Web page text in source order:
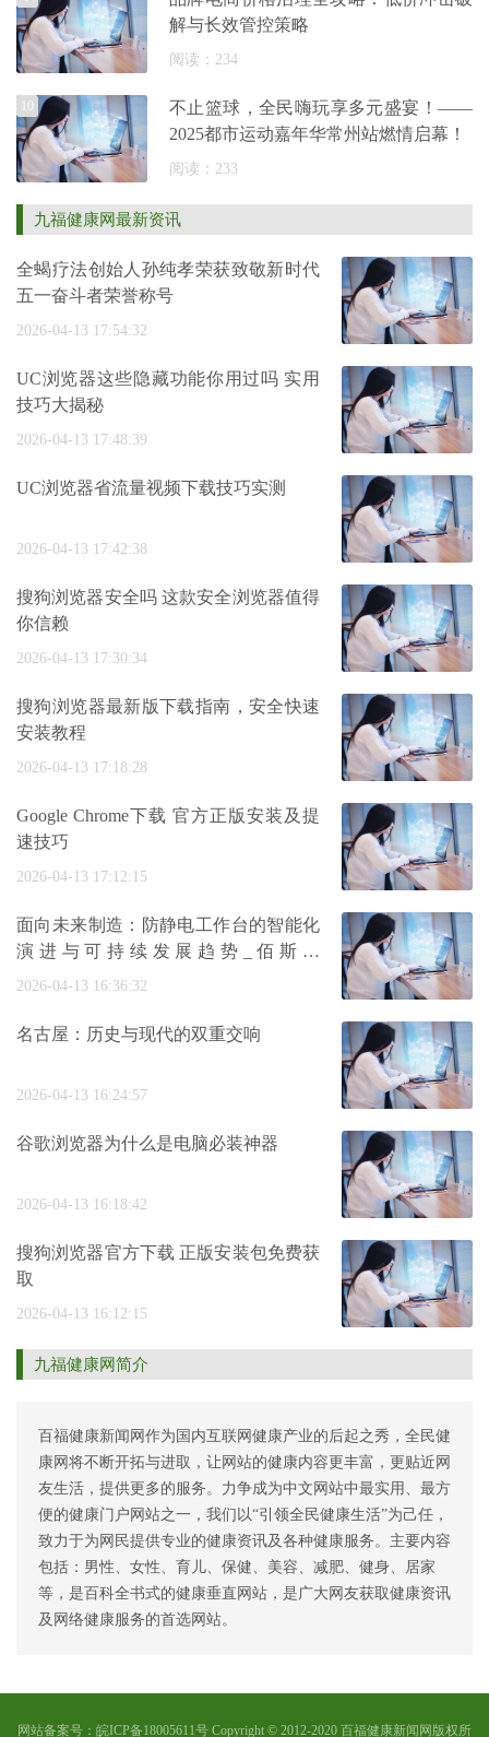
解与长效管控策略
阅读：234
不止篮球，全民嗨玩享多元盛宴！——
2025都市运动嘉年华常州站燃情启幕！
阅读：233
九福健康网最新资讯
全蝎疗法创始人孙纯孝荣获致敬新时代
五一奋斗者荣誉称号
2026-04-13 17:54:32
UC浏览器这些隐藏功能你用过吗 实用
技巧大揭秘
2026-04-13 17:48:39
UC浏览器省流量视频下载技巧实测
2026-04-13 17:42:38
搜狗浏览器安全吗 这款安全浏览器值得
你信赖
2026-04-13 17:30:34
搜狗浏览器最新版下载指南，安全快速
安装教程
2026-04-13 17:18:28
Google Chrome下载 官方正版安装及提
速技巧
2026-04-13 17:12:15
面向未来制造：防静电工作台的智能化
演进与可持续发展趋势_佰斯特
POUSTO
2026-04-13 16:36:32
名古屋：历史与现代的双重交响
2026-04-13 16:24:57
谷歌浏览器为什么是电脑必装神器
2026-04-13 16:18:42
搜狗浏览器官方下载 正版安装包免费获
取
2026-04-13 16:12:15
九福健康网简介
百福健康新闻网作为国内互联网健康产业的后起之秀，全民健
康网将不断开拓与进取，让网站的健康内容更丰富，更贴近网
友生活，提供更多的服务。力争成为中文网站中最实用、最方
便的健康门户网站之一，我们以“引领全民健康生活”为己任，
致力于为网民提供专业的健康资讯及各种健康服务。主要内容
包括：男性、女性、育儿、保健、美容、减肥、健身、居家
等，是百科全书式的健康垂直网站，是广大网友获取健康资讯
及网络健康服务的首选网站。
网站备案号：皖ICP备18005611号 Copyright © 2012-2020 百福健康新闻网版权所